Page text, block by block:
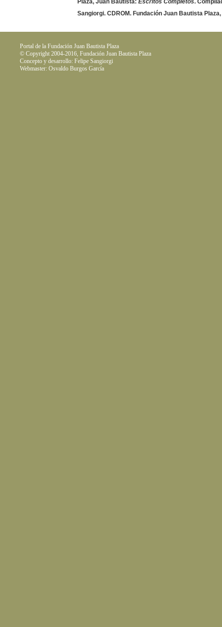
Plaza, Juan Bautista: Escritos Completos.
Sangiorgi. CDROM. Fundación Juan Bautista
Portal de la Fundación Juan Bautista Plaza
© Copyright 2004-2016, Fundación Juan Bautista Plaza
Concepto y desarrollo: Felipe Sangiorgi
Webmaster: Osvaldo Burgos García